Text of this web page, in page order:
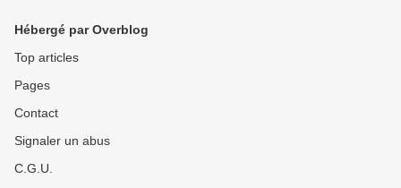
Hébergé par Overblog
Top articles
Pages
Contact
Signaler un abus
C.G.U.